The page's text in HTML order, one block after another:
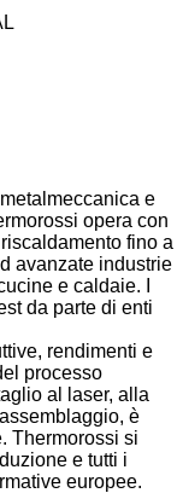
e
opera con
fino a
avanzate industrie
e caldaie. I
da parte di enti
rendimenti e
processo
al laser, alla
è
Thermorossi si
e tutti i
europee.